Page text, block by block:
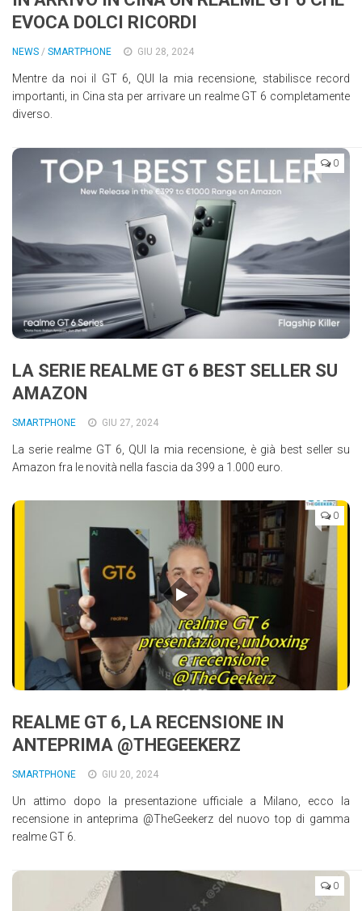
EVOCA DOLCI RICORDI
NEWS / SMARTPHONE GIU 28, 2024
Mentre da noi il GT 6, QUI la mia recensione, stabilisce record
importanti, in Cina sta per arrivare un realme GT 6 completamente
diverso.
0
LA SERIE REALME GT 6 BEST SELLER SU
AMAZON
SMARTPHONE GIU 27, 2024
La serie realme GT 6, QUI la mia recensione, è già best seller su
Amazon fra le novità nella fascia da 399 a 1.000 euro.
0
REALME GT 6, LA RECENSIONE IN
ANTEPRIMA @THEGEEKERZ
SMARTPHONE GIU 20, 2024
Un attimo dopo la presentazione ufficiale a Milano, ecco la
recensione in anteprima @TheGeekerz del nuovo top di gamma
realme GT 6.
0